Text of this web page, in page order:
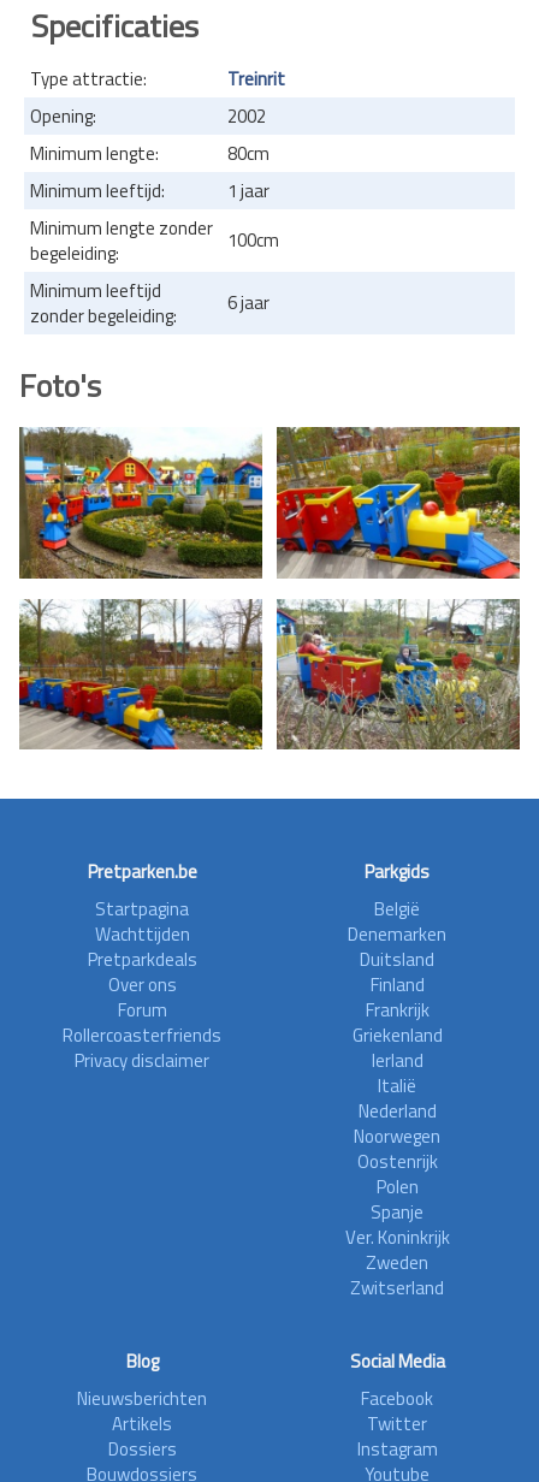
Specificaties
Type attractie:
Treinrit
Opening:
2002
Minimum lengte:
80cm
Minimum leeftijd:
1 jaar
Minimum lengte zonder
begeleiding:
100cm
Minimum leeftijd
zonder begeleiding:
6 jaar
Foto's
Pretparken.be
Startpagina
Wachttijden
Pretparkdeals
Over ons
Forum
Rollercoasterfriends
Privacy disclaimer
Parkgids
België
Denemarken
Duitsland
Finland
Frankrijk
Griekenland
Ierland
Italië
Nederland
Noorwegen
Oostenrijk
Polen
Spanje
Ver. Koninkrijk
Zweden
Zwitserland
Blog
Nieuwsberichten
Artikels
Dossiers
Bouwdossiers
Social Media
Facebook
Twitter
Instagram
Youtube